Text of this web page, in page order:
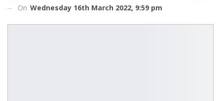
On Wednesday 16th March 2022, 9:59 pm